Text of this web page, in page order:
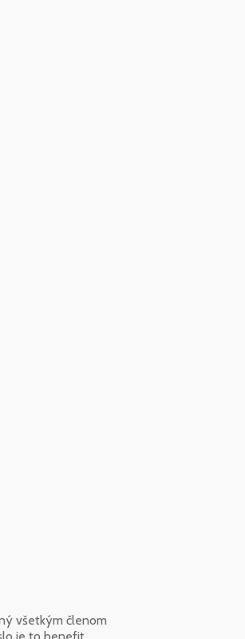
všetkým členom